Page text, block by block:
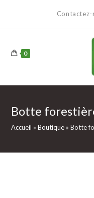
Contactez-
0
Botte
Accueil »Boutique »Botte